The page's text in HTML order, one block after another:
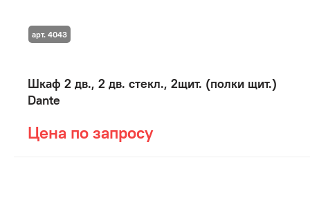
Шкаф 2 дв., 2 дв. стекл., 2щит. (полки щит.)
Dante
Цена по запросу
арт. 4043